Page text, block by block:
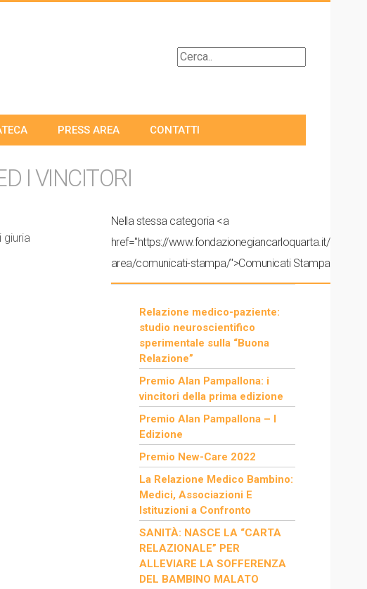
PRESS AREA CONTATTI
I VINCITORI
Nella stessa categoria <a
href="https://www.fondazionegiancarloquarta.it/press-
area/comunicati-stampa/">Comunicati Stampa</a>:
Relazione medico-paziente:
studio neuroscientifico
sperimentale sulla “Buona
Relazione”
Premio Alan Pampallona: i
vincitori della prima edizione
Premio Alan Pampallona – I
Edizione
Premio New-Care 2022
La Relazione Medico Bambino:
Medici, Associazioni E
Istituzioni a Confronto
SANITÀ: NASCE LA “CARTA
RELAZIONALE” PER
ALLEVIARE LA SOFFERENZA
DEL BAMBINO MALATO